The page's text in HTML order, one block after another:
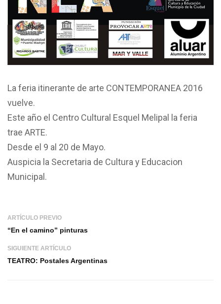
La feria itinerante de arte CONTEMPORANEA 2016
vuelve.
Este año el Centro Cultural Esquel Melipal la feria
trae ARTE.
Desde el 9 al 20 de Mayo.
Auspicia la Secretaria de Cultura y Educacion
Municipal.
ARTÍCULO PREVIO
“En el camino” pinturas
SIGUIENTE ARTÍCULO
TEATRO: Postales Argentinas